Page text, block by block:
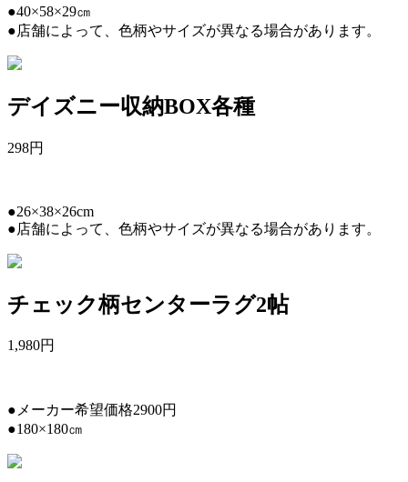
●40×58×29㎝
●店舗によって、色柄やサイズが異なる場合があります。
デイズニー収納BOX各種
298円
●26×38×26cm
●店舗によって、色柄やサイズが異なる場合があります。
チェック柄センターラグ2帖
1,980円
●メーカー希望価格2900円
●180×180㎝